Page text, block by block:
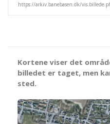
Kortene viser det
billedet er taget, men
sted.